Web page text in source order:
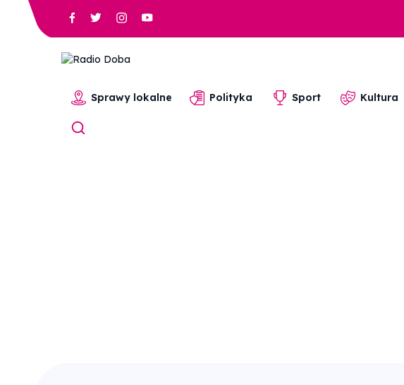
Sprawy lokalne Polityka Sport Kultura